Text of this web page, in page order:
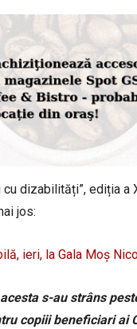
dizabilități”, ediția
jos:
ieri, la Gala Moș
s-au strâns
copiii beneficiari ai